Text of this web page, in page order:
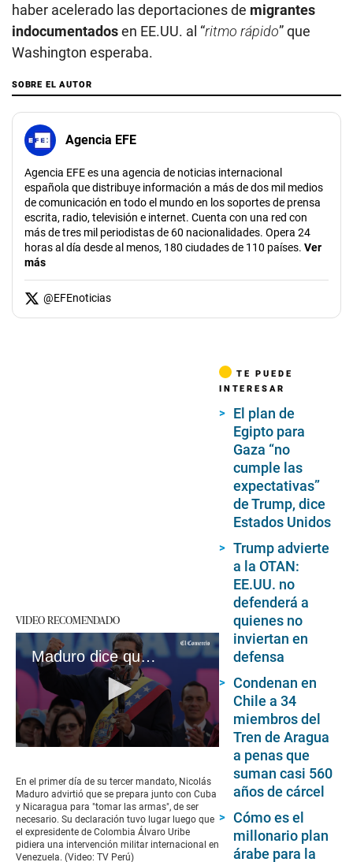
haber acelerado las deportaciones de migrantes
indocumentadosen EE.UU. al “ritmo rápido” que
Washington esperaba.
SOBRE EL AUTOR
Agencia EFE
Agencia EFE es una agencia de noticias internacional
española que distribuye información a más de dos mil medios
de comunicación en todo el mundo en los soportes de prensa
escrita, radio, televisión e internet. Cuenta con una red con
más de tres mil periodistas de 60 nacionalidades. Opera 24
horas al día desde al menos, 180 ciudades de 110 países. Ver
más
@EFEnoticias
VIDEO RECOMENDADO
Maduro dice que se prepara con Cuba y Nicaragua para “tomar las armas” ante eventual intervención
of
2
minutes,
22
seconds
En el primer día de su tercer mandato, Nicolás
Maduro advirtió que se prepara junto con Cuba
y Nicaragua para "tomar las armas", de ser
necesario. Su declaración tuvo lugar luego que
el expresidente de Colombia Álvaro Uribe
pidiera una intervención militar internacional en
Venezuela. (Video: TV Perú)
TE PUEDE
INTERESAR
El plan de
Egipto para
Gaza “no
cumple las
expectativas”
de Trump, dice
Estados Unidos
Trump advierte
a la OTAN:
EE.UU. no
defenderá a
quienes no
inviertan en
defensa
Condenan en
Chile a 34
miembros del
Tren de Aragua
a penas que
suman casi 560
años de cárcel
Cómo es el
millonario plan
árabe para la